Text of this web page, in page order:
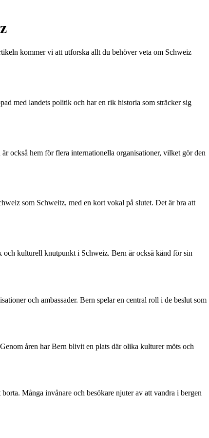
kommer vi att utforska allt du behöver veta om Schweiz
med landets politik och har en rik historia som sträcker sig
också hem för flera internationella organisationer, vilket gör den
som Schweitz, med en kort vokal på slutet. Det är bra att
och kulturell knutpunkt i Schweiz. Bern är också känd för sin
och ambassader. Bern spelar en central roll i de beslut som
åren har Bern blivit en plats där olika kulturer möts och
Många invånare och besökare njuter av att vandra i bergen